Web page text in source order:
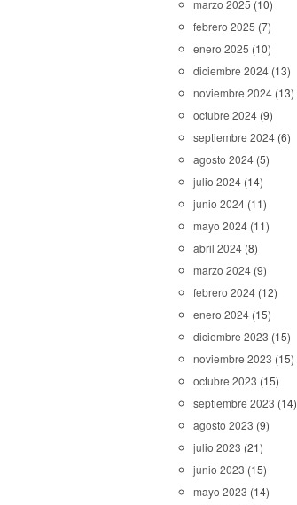
marzo 2025 (10)
febrero 2025 (7)
enero 2025 (10)
diciembre 2024 (13)
noviembre 2024 (13)
octubre 2024 (9)
septiembre 2024 (6)
agosto 2024 (5)
julio 2024 (14)
junio 2024 (11)
mayo 2024 (11)
abril 2024 (8)
marzo 2024 (9)
febrero 2024 (12)
enero 2024 (15)
diciembre 2023 (15)
noviembre 2023 (15)
octubre 2023 (15)
septiembre 2023 (14)
agosto 2023 (9)
julio 2023 (21)
junio 2023 (15)
mayo 2023 (14)